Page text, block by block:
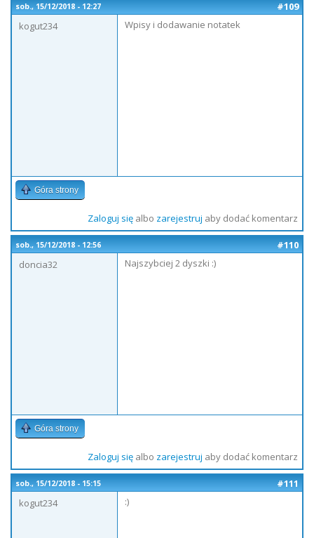
sob., 15/12/2018 - 12:27
#109
kogut234
Wpisy i dodawanie notatek
Góra strony
Zaloguj sięalbo zarejestruj aby dodać komentarz
sob., 15/12/2018 - 12:56
#110
doncia32
Najszybciej 2 dyszki :)
Góra strony
Zaloguj sięalbo zarejestruj aby dodać komentarz
sob., 15/12/2018 - 15:15
#111
kogut234
:)